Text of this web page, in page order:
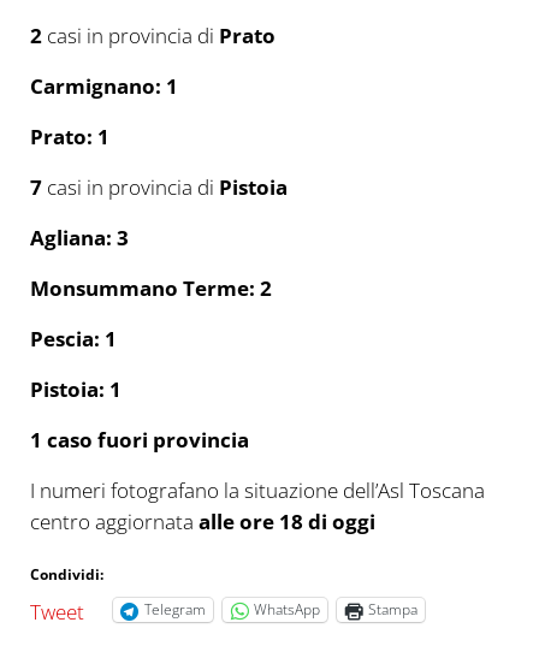
2 casi in provincia di Prato
Carmignano: 1
Prato: 1
7 casi in provincia di Pistoia
Agliana: 3
Monsummano Terme: 2
Pescia: 1
Pistoia: 1
1 caso fuori provincia
I numeri fotografano la situazione dell’Asl Toscana
centro aggiornata alle ore 18 di oggi
Condividi:
Tweet Telegram WhatsApp Stampa